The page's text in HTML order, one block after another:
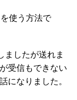
使う方法で
ましたが送れま
受信もできない
になりました。